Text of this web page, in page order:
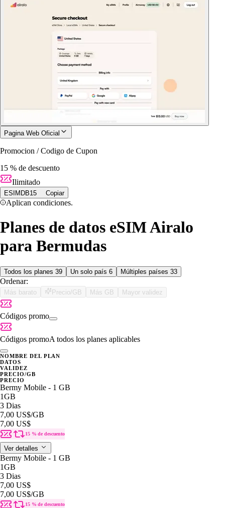
Pagina Web Oficial
Promocion / Codigo de Cupon
15 % de descuento
Ilimitado
ESIMDB15 Copiar
Aplican condiciones.
Planes de datos eSIM Airalo
para Bermudas
Todos los planes 39 Un solo país 6 Múltiples países 33
Ordenar:
Más barato Precio/GB Más GB Mayor validez
Códigos promo
Códigos promoA todos los planes aplicables
NOMBRE DEL PLAN
DATOS
VALIDEZ
PRECIO/GB
PRECIO
Bermy Mobile - 1 GB
1GB
3 Dias
7,00 US$/GB
7,00 US$
15 % de descuento
Ver detalles
Bermy Mobile - 1 GB
1GB
3 Dias
7,00 US$
7,00 US$/GB
15 % de descuento